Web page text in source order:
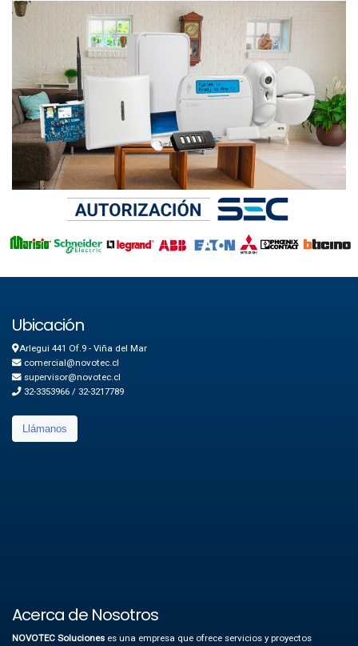
Ubicación
Arlegui 441 Of.9 - Viña del Mar
comercial@novotec.cl
supervisor@novotec.cl
32-3353966 / 32-3217789
Llámanos
Acerca de Nosotros
NOVOTEC Soluciones es una empresa que ofrece servicios y proyectos